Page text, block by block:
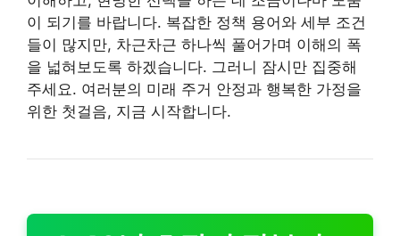
이 되기를 바랍니다. 복잡한 정책 용어와 세부 조건
들이 많지만, 차근차근 하나씩 풀어가며 이해의 폭
을 넓혀보도록 하겠습니다. 그러니 잠시만 집중해
주세요. 여러분의 미래 주거 안정과 행복한 가정을
위한 첫걸음, 지금 시작합니다.